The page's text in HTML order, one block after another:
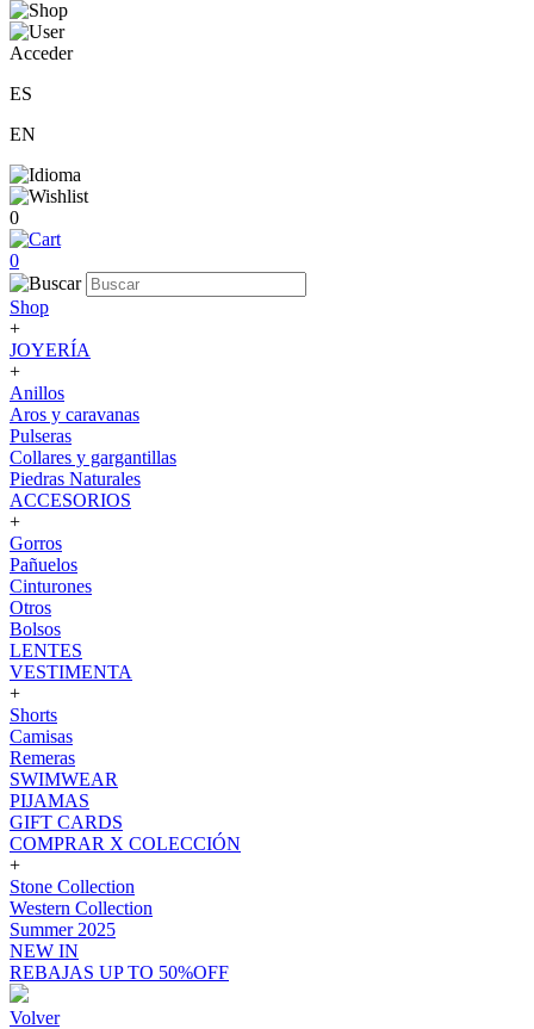
Acceder
ES
EN
0
0
Shop
+
JOYERÍA
+
Anillos
Aros y caravanas
Pulseras
Collares y gargantillas
Piedras Naturales
ACCESORIOS
+
Gorros
Pañuelos
Cinturones
Otros
Bolsos
LENTES
VESTIMENTA
+
Shorts
Camisas
Remeras
SWIMWEAR
PIJAMAS
GIFT CARDS
COMPRAR X COLECCIÓN
+
Stone Collection
Western Collection
Summer 2025
NEW IN
REBAJAS UP TO 50%OFF
Volver